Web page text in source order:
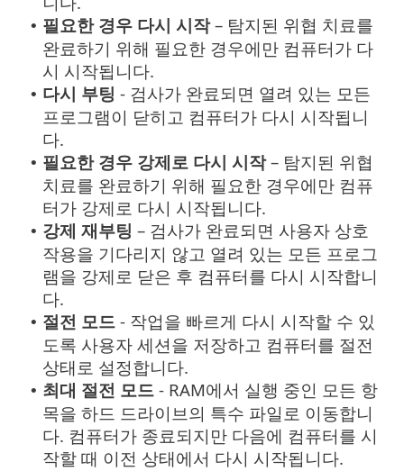
• 필요한 경우 다시 시작– 탐지된 위협 치료를
완료하기 위해 필요한 경우에만 컴퓨터가 다
시 시작됩니다.
• 다시 부팅 - 검사가 완료되면 열려 있는 모든
프로그램이 닫히고 컴퓨터가 다시 시작됩니
다.
• 필요한 경우 강제로 다시 시작– 탐지된 위협
치료를 완료하기 위해 필요한 경우에만 컴퓨
터가 강제로 다시 시작됩니다.
• 강제 재부팅 – 검사가 완료되면 사용자 상호
작용을 기다리지 않고 열려 있는 모든 프로그
램을 강제로 닫은 후 컴퓨터를 다시 시작합니
다.
• 절전 모드 - 작업을 빠르게 다시 시작할 수 있
도록 사용자 세션을 저장하고 컴퓨터를 절전
상태로 설정합니다.
• 최대 절전 모드 - RAM에서 실행 중인 모든 항
목을 하드 드라이브의 특수 파일로 이동합니
다. 컴퓨터가 종료되지만 다음에 컴퓨터를 시
작할 때 이전 상태에서 다시 시작됩니다.